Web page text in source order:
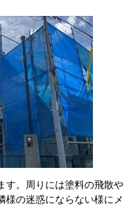
。周りには塗料の飛散や
様の迷惑にならない様にメ